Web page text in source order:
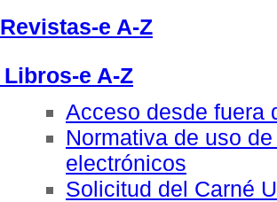
Revistas-e A-Z
Libros-e A-Z
Acceso desde fuera
Normativa de uso
electrónicos
Solicitud del Carné